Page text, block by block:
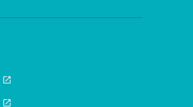
open_in_new
open_in_new